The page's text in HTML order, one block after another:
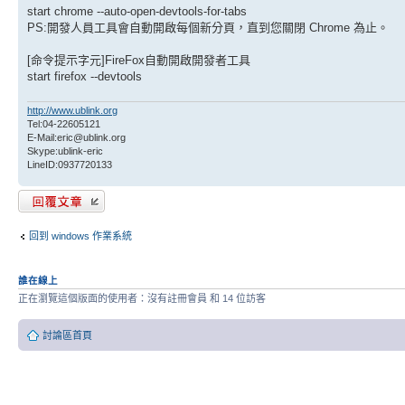
start chrome --auto-open-devtools-for-tabs
PS:開發人員工具會自動開啟每個新分頁，直到您關閉 Chrome 為止。
[命令提示字元]FireFox自動開啟開發者工具
start firefox --devtools
http://www.ublink.org
Tel:04-22605121
E-Mail:eric@ublink.org
Skype:ublink-eric
LineID:0937720133
發表回覆
回到 windows 作業系統
誰在線上
正在瀏覽這個版面的使用者：沒有註冊會員 和 14 位訪客
討論區首頁